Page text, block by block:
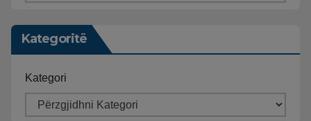
Kategoritë
Kategori